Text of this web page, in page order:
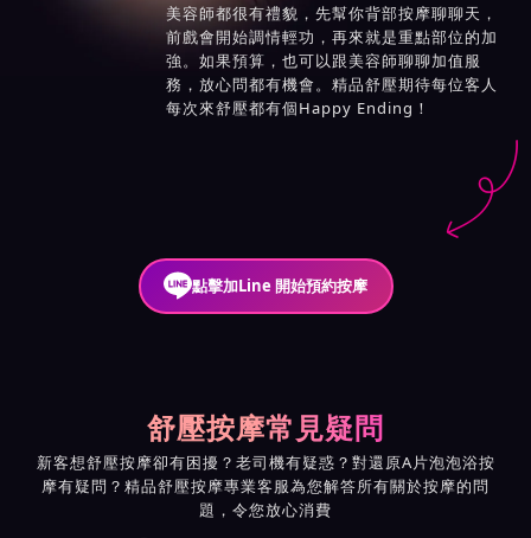
美容師都很有禮貌，先幫你背部按摩聊聊天，
前戲會開始調情輕功，再來就是重點部位的加
強。如果預算，也可以跟美容師聊聊加值服
務，放心問都有機會。精品舒壓期待每位客人
每次來舒壓都有個Happy Ending！
點擊加Line 開始預約按摩
舒壓按摩常見疑問
新客想舒壓按摩卻有困擾？老司機有疑惑？對還原A片泡泡浴按
摩有疑問？精品舒壓按摩專業客服為您解答所有關於按摩的問
題，令您放心消費